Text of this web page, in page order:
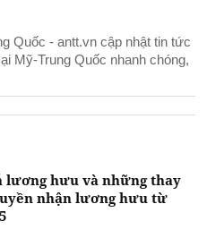
Quốc - antt.vn cập nhật tin tức
Mỹ-Trung Quốc nhanh chóng,
lương hưu và những thay
nhận lương hưu từ